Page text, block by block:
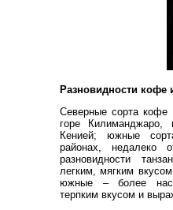
Разновидности кофе
Северные сорта кофе
горе Килиманджаро,
Кенией; южные
районах, недалеко
разновидности
легким, мягким
южные – более
терпким вкусом и